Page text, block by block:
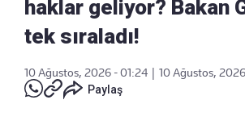
haklar geliyor? Bakan
tek sıraladı!
10 Ağustos, 2026 - 01:24
10 Ağustos,
Paylaş